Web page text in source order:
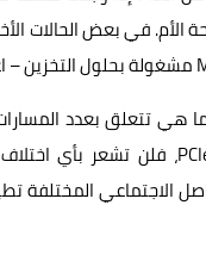
تتعلق بعدد المسارات
الاجتماعي المختلفة